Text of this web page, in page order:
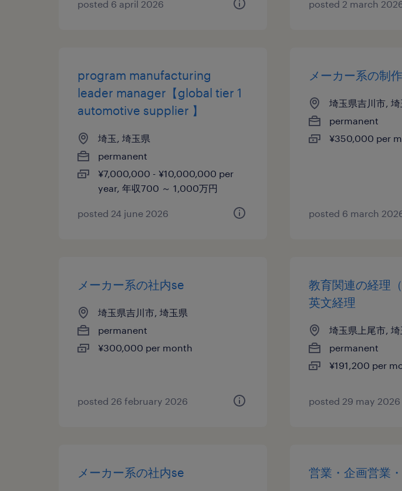
posted 6 april 2026 posted 2 march
program manufacturing
leader manager【global tier 1
automotive supplier 】
埼玉, 埼玉県
permanent
¥7,000,000 - ¥10,000,000 per
year, 年収700 ～ 1,000万円
posted 24 june 2026
メーカー系の制
埼玉県吉川市, 埼
permanent
¥350,000 per
posted 6 march
メーカー系の社内se
埼玉県吉川市, 埼玉県
permanent
¥300,000 per month
posted 26 february 2026
教育関連の経理
英文経理
埼玉県上尾市, 埼
permanent
¥191,200 per
posted 29 may 2026
メーカー系の社内se 営業・企画営業